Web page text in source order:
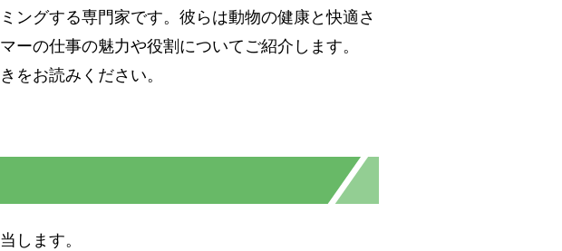
ングする専門家です。彼らは動物の健康と快適さ
の仕事の魅力や役割についてご紹介します。
をお読みください。
します。